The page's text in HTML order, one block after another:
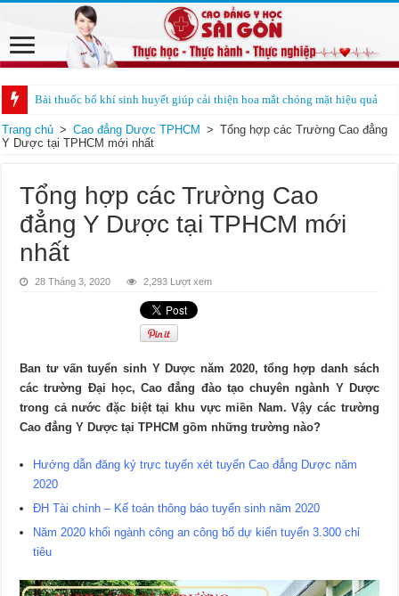
Bài thuốc bổ khí sinh huyết giúp cải thiện hoa mắt chóng mặt hiệu quả
Trang chủ > Cao đẳng Dược TPHCM > Tổng hợp các Trường Cao đẳng
Y Dược tại TPHCM mới nhất
Tổng hợp các Trường Cao
đẳng Y Dược tại TPHCM mới
nhất
28 Tháng 3, 2020 2,293 Lượt xem
Ban tư vấn tuyển sinh Y Dược năm 2020, tổng hợp danh sách
các trường Đại học, Cao đẳng đào tạo chuyên ngành Y Dược
trong cả nước đặc biệt tại khu vực miền Nam. Vậy các trường
Cao đẳng Y Dược tại TPHCM gồm những trường nào?
Hướng dẫn đăng ký trực tuyến xét tuyển Cao đẳng Dược năm
2020
ĐH Tài chính – Kế toán thông báo tuyển sinh năm 2020
Năm 2020 khối ngành công an công bố dự kiến tuyển 3.300 chỉ
tiêu